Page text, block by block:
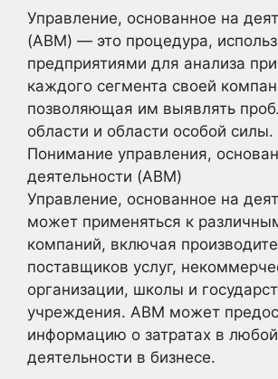
Управление, основанное на
(ABM) — это процедура,
предприятиями для анализа
каждого сегмента своей
позволяющая им выявлять
области и области особой силы.
Понимание управления,
деятельности (ABM)
Управление, основанное на
может применяться к
компаний, включая
поставщиков услуг,
организации, школы и
учреждения. ABM может
информацию о затратах в
деятельности в бизнесе.